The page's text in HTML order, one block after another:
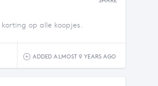
op alle koopjes.
ADDED ALMOST 9 YEARS AGO